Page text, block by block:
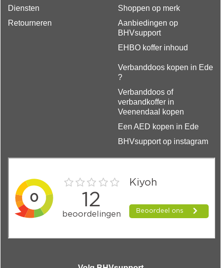
Diensten
Retourneren
Shoppen op merk
Aanbiedingen op
BHVsupport
EHBO koffer inhoud
Verbanddoos kopen in Ede
?
Verbanddoos of
verbandkoffer in
Veenendaal kopen
Een AED kopen in Ede
BHVsupport op instagram